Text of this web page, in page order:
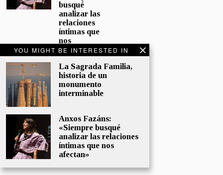
YOU MIGHT BE INTERESTED IN
La Sagrada Familia,
historia de un
monumento
interminable
Anxos Fazáns:
«Siempre busqué
analizar las relaciones
íntimas que nos
afectan»
busqué
analizar las
relaciones
íntimas que
nos
afectan»
5 junio, 2026
El hijo de la
cómica, el
homenaje
Sacristán a
Fernán
Gómez
28 mayo,
2026